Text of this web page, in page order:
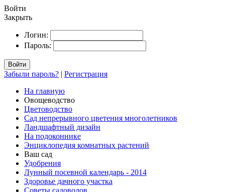
Войти
Закрыть
Логин:
Пароль:
Войти
Забыли пароль? | Регистрация
На главную
Овощеводство
Цветоводство
Сад непрерывного цветения многолетников
Ландшафтный дизайн
На подоконнике
Энциклопедия комнатных растений
Ваш сад
Удобрения
Лунный посевной календарь - 2014
Здоровье дачного участка
Советы садоводов